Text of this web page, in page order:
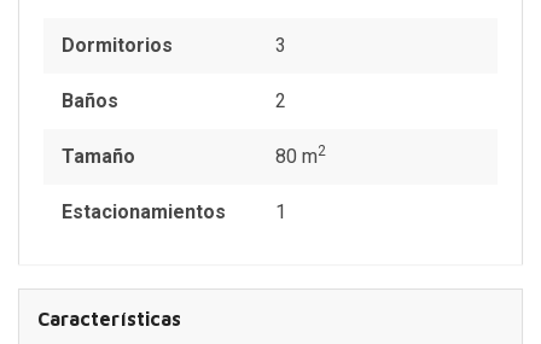
Dormitorios 3
Baños 2
Tamaño 80 m2
Estacionamientos 1
Características